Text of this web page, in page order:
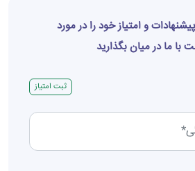
و امتیاز خود را در مورد
با ما در میان بگذارید
ثبت امتیاز